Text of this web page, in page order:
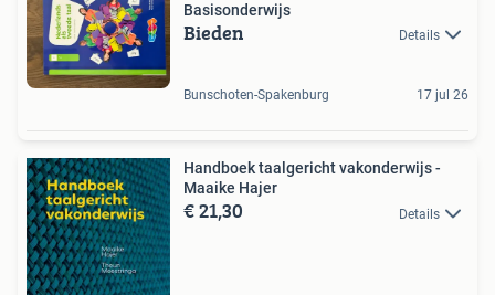
Basisonderwijs
Bieden Details
Bunschoten-Spakenburg 17 jul 26
Handboek taalgericht vakonderwijs -
Maaike Hajer
€ 21,30 Details